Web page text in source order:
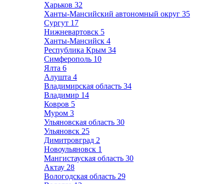
Харьков 32
Ханты-Мансийский автономный округ 35
Сургут 17
Нижневартовск 5
Ханты-Мансийск 4
Республика Крым 34
Симферополь 10
Ялта 6
Алушта 4
Владимирская область 34
Владимир 14
Ковров 5
Муром 3
Ульяновская область 30
Ульяновск 25
Димитровград 2
Новоульяновск 1
Мангистауская область 30
Актау 28
Вологодская область 29